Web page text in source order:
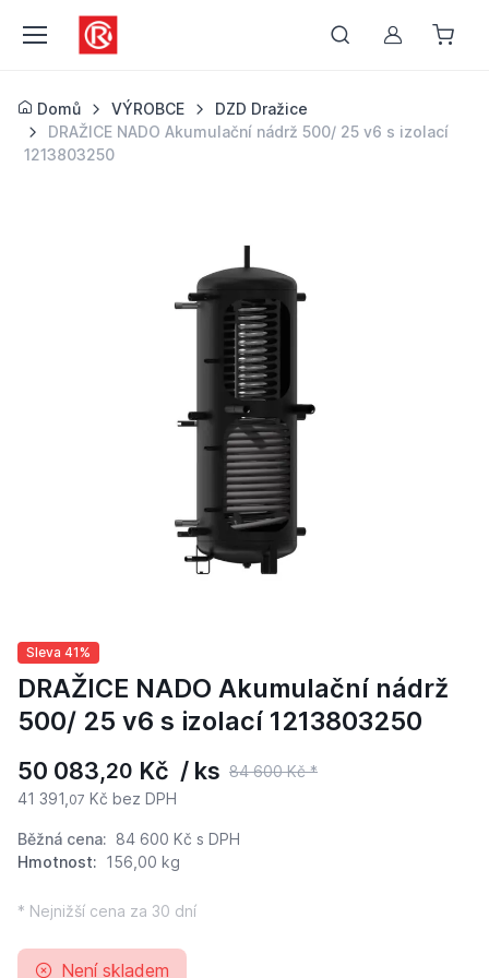
Můj účet
Domů VÝROBCE
DZD Dražice
DRAŽICE NADO Akumulační nádrž 500/ 25 v6 s izolací
1213803250
Sleva 41%
DRAŽICE NADO Akumulační nádrž
500/ 25 v6 s izolací 1213803250
50 083,20 Kč / ks 84 600 Kč *
41 391, 07 Kč bez DPH
Běžná cena: 84 600 Kč s DPH
Hmotnost: 156,00 kg
* Nejnižší cena za 30 dní
Není skladem